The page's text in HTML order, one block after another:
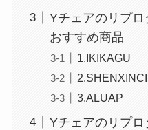
Yチェアのリプ
おすすめ商品
1.IKIKAGU
2.SHENXINCI
3.ALUAP
Yチェアのリプ